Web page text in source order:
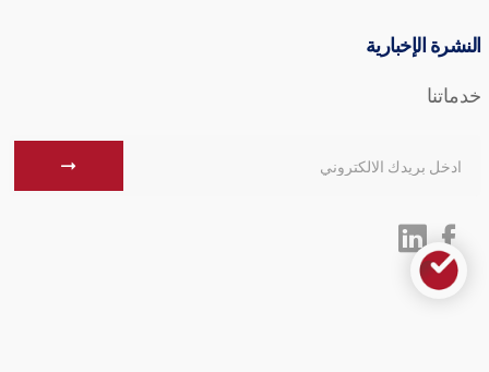
النشرة الإخبارية
خدماتنا